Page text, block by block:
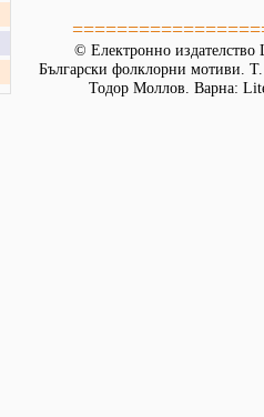
© Електронно издателство
Български фолклорни мотиви.
Тодор Моллов. Варна: